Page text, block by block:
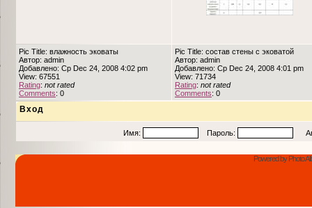
Pic Title: влажность эковаты
Автор: admin
Добавлено: Ср Dec 24, 2008 4:02 pm
View: 67551
Rating: not rated
Comments: 0
Pic Title: состав стены с эковатой
Автор: admin
Добавлено: Ср Dec 24, 2008 4:01 pm
View: 71734
Rating: not rated
Comments: 0
Вход
Имя: Пароль:
Powered by Photo